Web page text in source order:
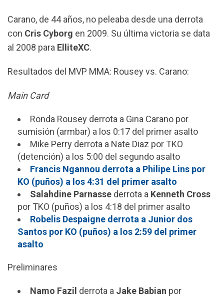
Carano, de 44 años, no peleaba desde una derrota
con Cris Cyborg en 2009. Su última victoria se data
al 2008 para ElliteXC.
Resultados del MVP MMA: Rousey vs. Carano:
Main Card
Ronda Rousey derrota a Gina Carano por
sumisión (armbar) a los 0:17 del primer asalto
Mike Perry derrota a Nate Diaz por TKO
(detención) a los 5:00 del segundo asalto
Francis Ngannou derrota a Philipe Lins por
KO (puños) a los 4:31 del primer asalto
Salahdine Parnasse derrota a Kenneth Cross
por TKO (puños) a los 4:18 del primer asalto
Robelis Despaigne derrota a Junior dos
Santos por KO (puños) a los 2:59 del primer
asalto
Preliminares
Namo Fazil derrota a Jake Babian por